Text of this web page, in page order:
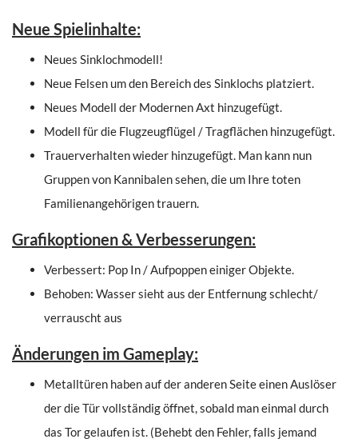
Neue Spielinhalte:
Neues Sinklochmodell!
Neue Felsen um den Bereich des Sinklochs platziert.
Neues Modell der Modernen Axt hinzugefügt.
Modell für die Flugzeugflügel / Tragflächen hinzugefügt.
Trauerverhalten wieder hinzugefügt. Man kann nun
Gruppen von Kannibalen sehen, die um Ihre toten
Familienangehörigen trauern.
Grafikoptionen & Verbesserungen:
Verbessert: Pop In / Aufpoppen einiger Objekte.
Behoben: Wasser sieht aus der Entfernung schlecht/
verrauscht aus
Änderungen im Gameplay:
Metalltüren haben auf der anderen Seite einen Auslöser
der die Tür vollständig öffnet, sobald man einmal durch
das Tor gelaufen ist. (Behebt den Fehler, falls jemand